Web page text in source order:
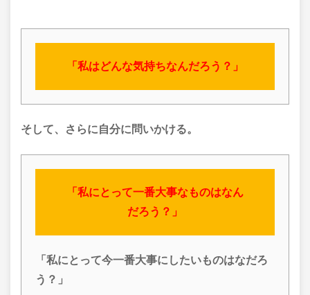
「私はどんな気持ちなんだろう？」
そして、さらに自分に問いかける。
「私にとって一番大事なものはなん
だろう？」
「私にとって今一番大事にしたいものはなだろ
う？」